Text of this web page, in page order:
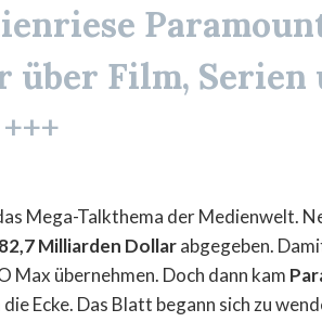
über Film, Serien
Mega-Talkthema der Medienwelt.
82,7 Milliarden Dollarabgegeben.
Max übernehmen. Doch dann kam
Ecke. Das Blatt begann sich zu